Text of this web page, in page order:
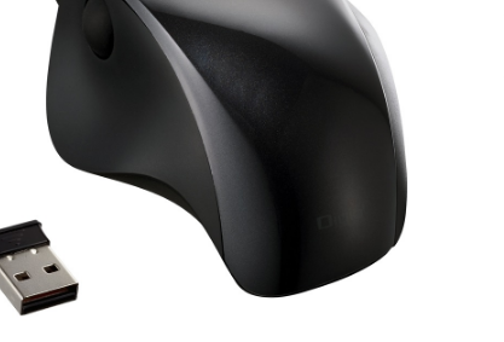
新製品一覧